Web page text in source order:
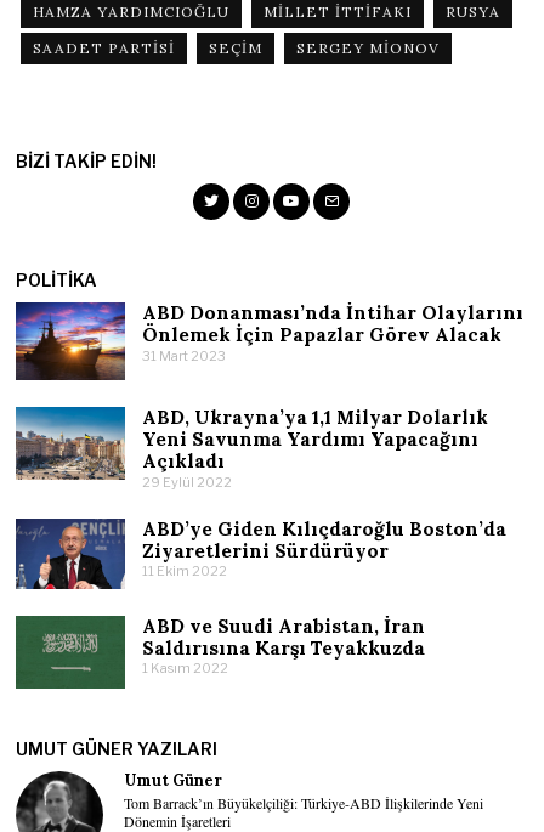
HAMZA YARDIMCIOĞLU
MILLET ITTIFAKI
RUSYA
SAADET PARTISI
SEÇIM SERGEY MIONOV
BIZI TAKIP EDIN!
POLITIKA
ABD Donanması’nda İntihar Olaylarını
Önlemek İçin Papazlar Görev Alacak
31 Mart 2023
ABD, Ukrayna’ya 1,1 Milyar Dolarlık
Yeni Savunma Yardımı Yapacağını
Açıkladı
29 Eylül 2022
ABD’ye Giden Kılıçdaroğlu Boston’da
Ziyaretlerini Sürdürüyor
11 Ekim 2022
ABD ve Suudi Arabistan, İran
Saldırısına Karşı Teyakkuzda
1 Kasım 2022
UMUT GÜNER YAZILARI
Umut Güner
Tom Barrack’ın Büyükelçiliği: Türkiye-ABD İlişkilerinde Yeni
Dönemin İşaretleri